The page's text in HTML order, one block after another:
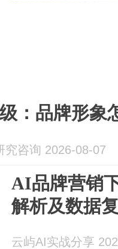
：品牌形象
究咨询 2026-08-07
AI品牌营销
解析及数据
云屿AI实战分享